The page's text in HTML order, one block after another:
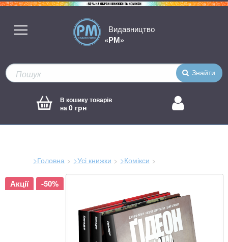
Видавництво
«РМ»
Знайти
В кошику товарів
на0 грн
>Головна >Усі книжки
>Комікси
тут:
Акції -50%